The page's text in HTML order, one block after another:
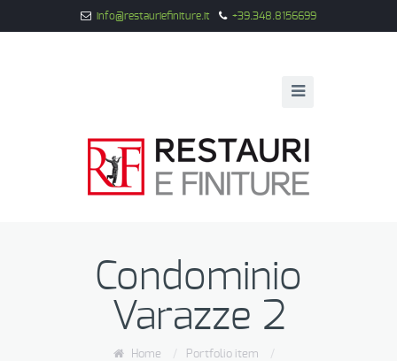
info@restauriefiniture.it +39.348.8156699
Condominio
Varazze 2
Home / Portfolio item
/